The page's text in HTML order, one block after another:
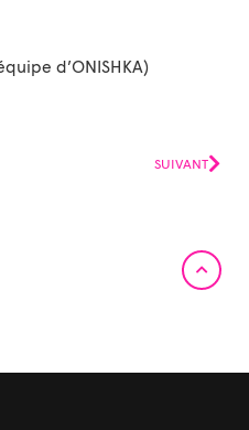
d’ONISHKA)
SUIVANT